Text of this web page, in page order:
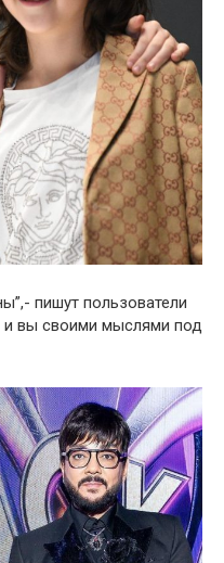
пишут пользователи
и вы своими мыслями под